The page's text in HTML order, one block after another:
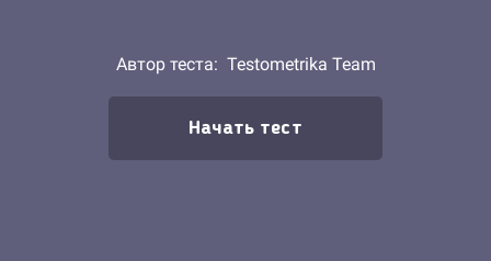
Автор теста: Testometrika Team
Начать тест